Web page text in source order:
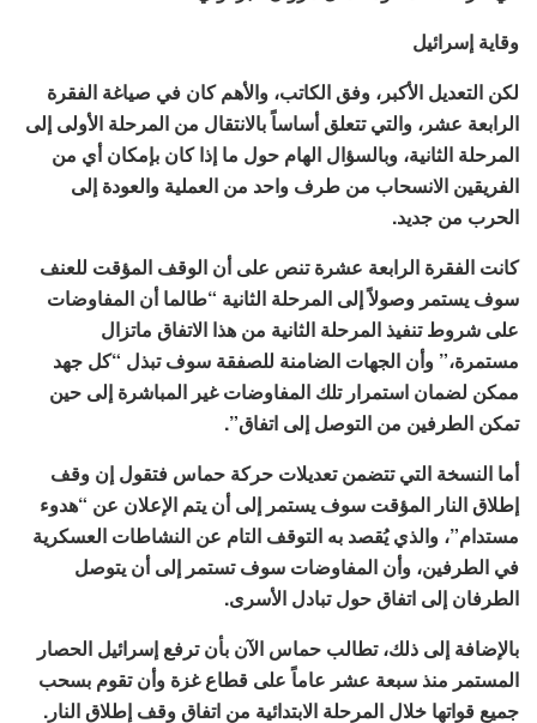
وقاية إسرائيل
لكن التعديل الأكبر، وفق الكاتب، والأهم كان في صياغة الفقرة
الرابعة عشر، والتي تتعلق أساساً بالانتقال من المرحلة الأولى إلى
المرحلة الثانية، وبالسؤال الهام حول ما إذا كان بإمكان أي من
الفريقين الانسحاب من طرف واحد من العملية والعودة إلى
الحرب من جديد.
كانت الفقرة الرابعة عشرة تنص على أن الوقف المؤقت للعنف
سوف يستمر وصولاً إلى المرحلة الثانية “طالما أن المفاوضات
على شروط تنفيذ المرحلة الثانية من هذا الاتفاق ماتزال
مستمرة،” وأن الجهات الضامنة للصفقة سوف تبذل “كل جهد
ممكن لضمان استمرار تلك المفاوضات غير المباشرة إلى حين
تمكن الطرفين من التوصل إلى اتفاق”.
أما النسخة التي تتضمن تعديلات حركة حماس فتقول إن وقف
إطلاق النار المؤقت سوف يستمر إلى أن يتم الإعلان عن “هدوء
مستدام”، والذي يُقصد به التوقف التام عن النشاطات العسكرية
في الطرفين، وأن المفاوضات سوف تستمر إلى أن يتوصل
الطرفان إلى اتفاق حول تبادل الأسرى.
بالإضافة إلى ذلك، تطالب حماس الآن بأن ترفع إسرائيل الحصار
المستمر منذ سبعة عشر عاماً على قطاع غزة وأن تقوم بسحب
جميع قواتها خلال المرحلة الابتدائية من اتفاق وقف إطلاق النار.